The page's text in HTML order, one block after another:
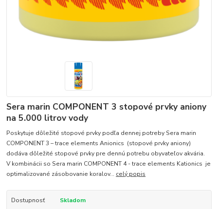
Sera marin COMPONENT 3 stopové prvky aniony
na 5.000 litrov vody
Poskytuje dôležité stopové prvky podľa dennej potreby Sera marin
COMPONENT 3 – trace elements Anionics (stopové prvky aniony)
dodáva dôležité stopové prvky pre dennú potrebu obyvateľov akvária.
V kombinácii so Sera marin COMPONENT 4 - trace elements Kationics je
optimalizované zásobovanie koralov... celý popis
Dostupnosť Skladom